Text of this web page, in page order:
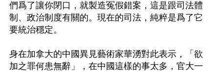
們爲了讓你閉口，就製造冤假錯案，這是跟司法體
制、政治制度有關的。現在的司法，純粹是爲了它
要統治穩定。
身在加拿大的中國異見藝術家華湧對此表示，「欲
加之罪何患無辭」，在中國這樣的事太多，官大一